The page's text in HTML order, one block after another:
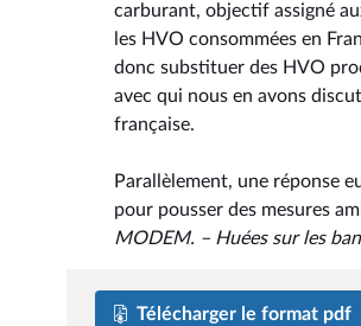
carburant, objectif assigné
les HVO consommées en
donc substituer des HVO
avec qui nous en avons
française.
Parallèlement, une réponse
pour pousser des mesures
MODEM. – Huées sur les
Télécharger le format pdf